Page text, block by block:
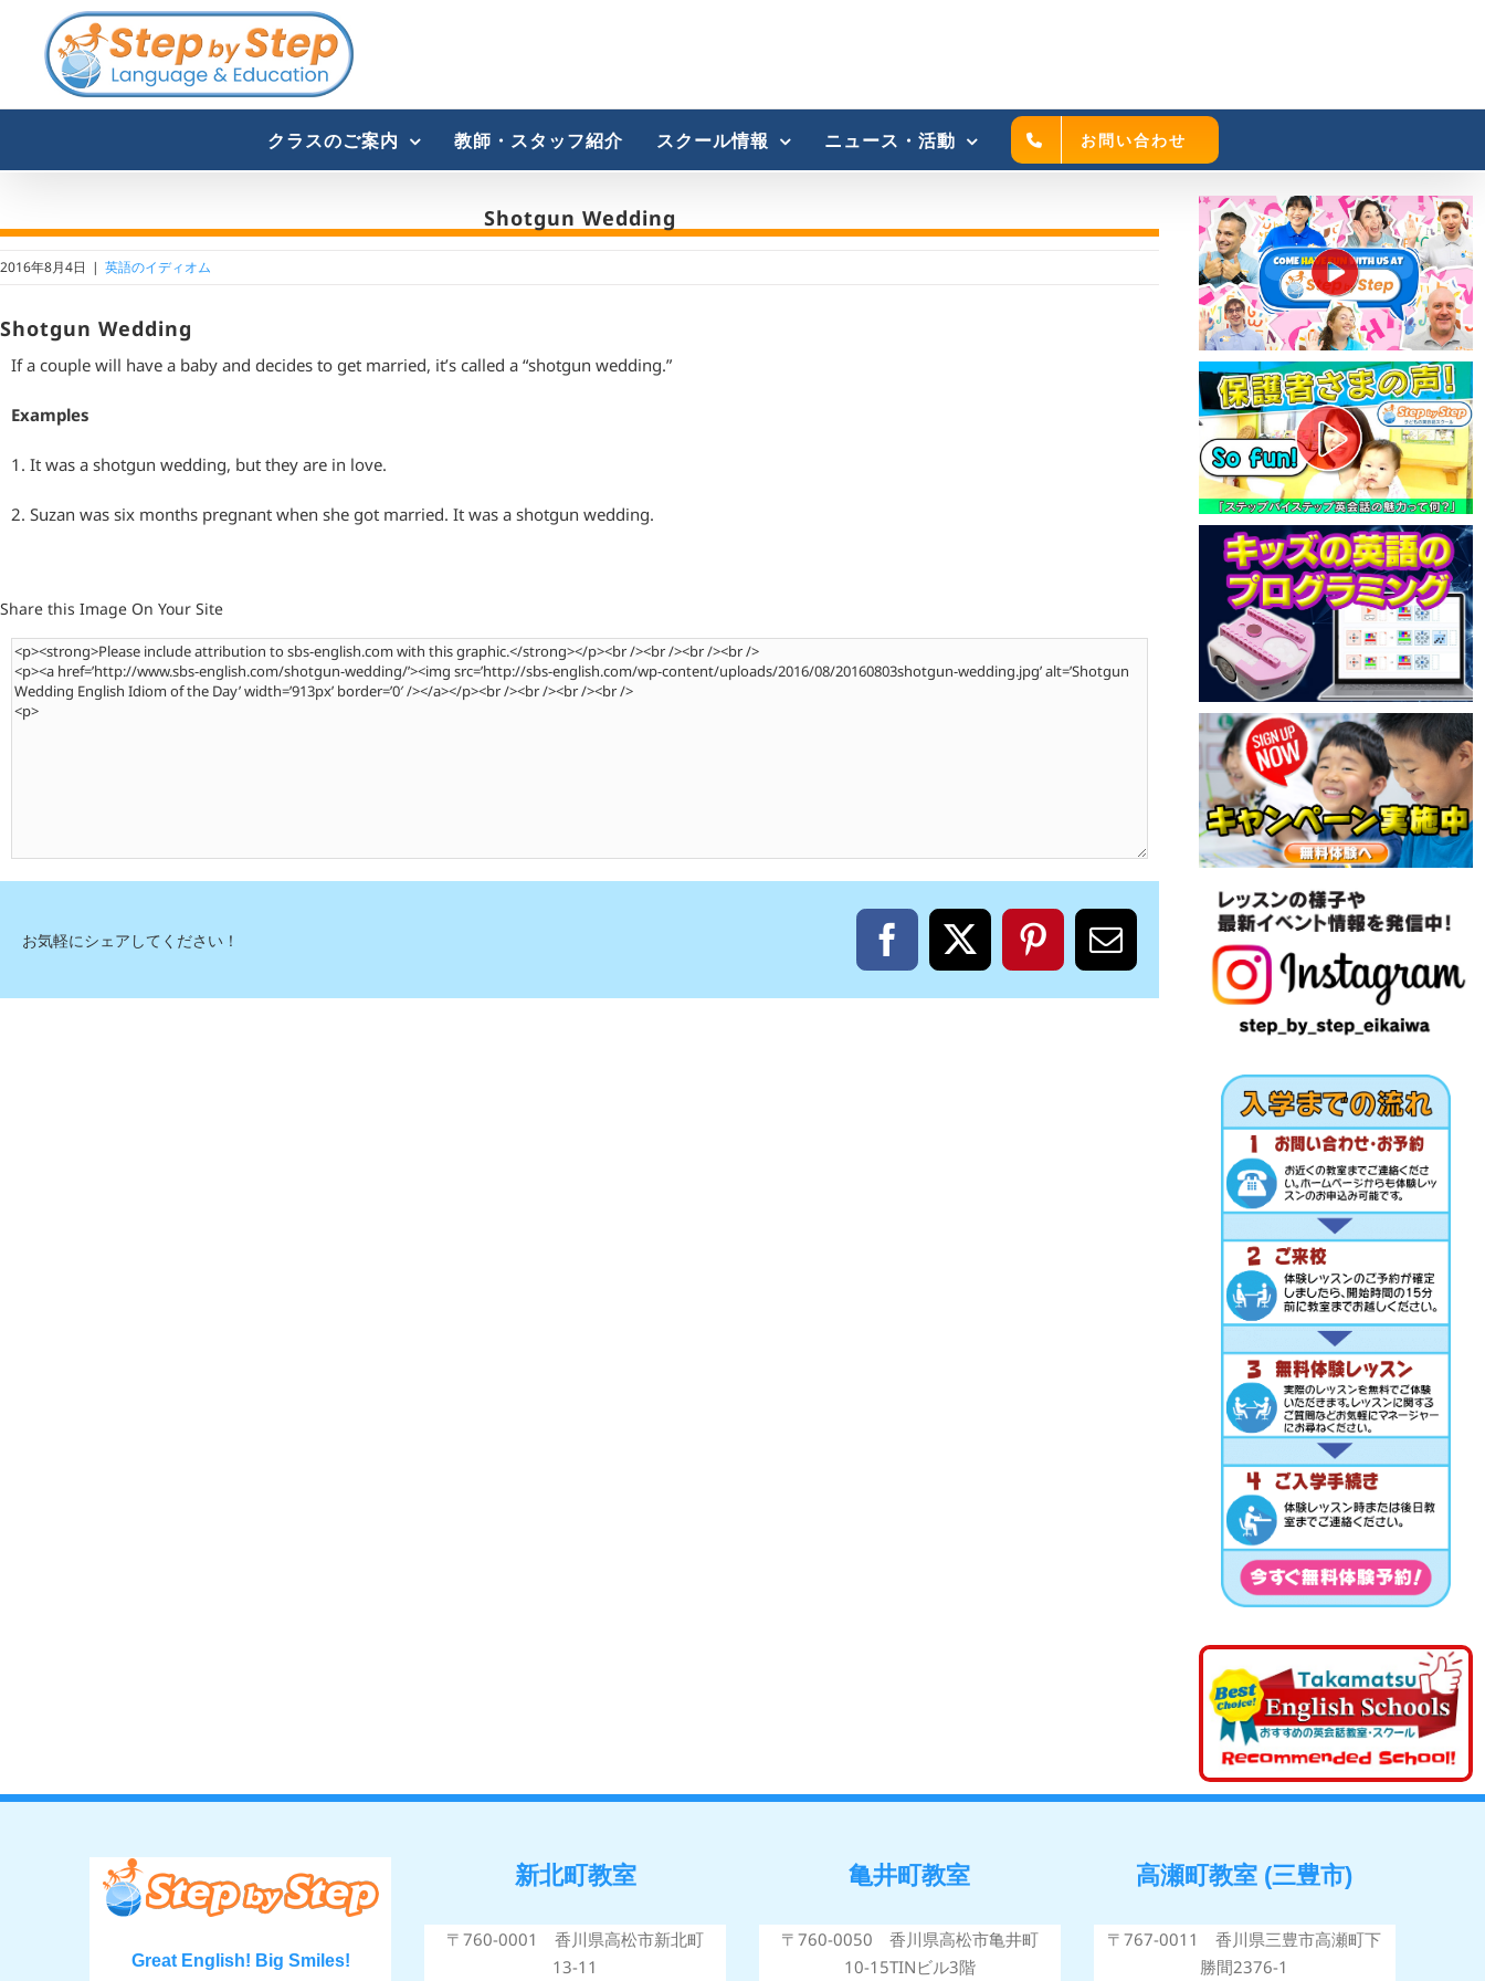
content
クラスのご案内 教師・スタッフ紹介 スクール情報 ニュース・活動 お問い合わせ
Shotgun Wedding
2016年8月4日 | 英語のイディオム
Shotgun Wedding
If a couple will have a baby and decides to get married, it’s called a “shotgun wedding.”
Examples
1. It was a shotgun wedding, but they are in love.
2. Suzan was six months pregnant when she got married. It was a shotgun wedding.
Share this Image On Your Site
お気軽にシェアしてください！ Facebook
X Pinterest
電
Great English! Big Smiles!
新北町教室
〒760-0001 香川県高松市新北町
13-11
亀井町教室
〒760-0050 香川県高松市亀井町
10-15TINビル3階
高瀬町教室 (三豊市)
〒767-0011 香川県三豊市高瀬町下
勝間2376-1